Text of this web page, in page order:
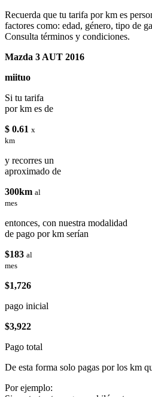
Recuerda que tu tarifa por km es
factores como: edad, género, tipo de
Consulta términos y condiciones.
Mazda 3 AUT 2016
miituo
Si tu tarifa
por km es de
$ 0.61 x
km
y recorres un
aproximado de
300km al
mes
entonces, con nuestra modalidad
de pago por km serían
$183 al
mes
$1,726
pago inicial
$3,922
Pago total
De esta forma solo pagas por los km
Por ejemplo: